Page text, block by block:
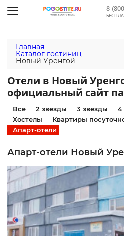
8
Главная
Каталог гостиниц
Новый Уренгой
Отели в Новый
официальный сайт
Все 2 звезды 3 звезды 4
Хостелы
Квартиры
Апарт-отели
Апарт-отели Новый